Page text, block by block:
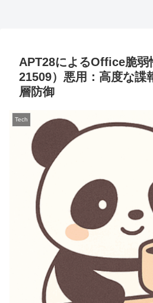
APT28によるOffice脆弱
21509）悪用：高度な諜
層防御
Tech